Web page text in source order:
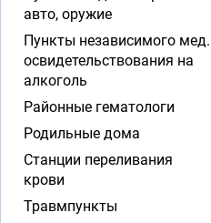
авто, оружие
Пункты независимого мед.
освидетельствования на
алкоголь
Районные гематологи
Родильные дома
Станции переливания
крови
Травмпункты